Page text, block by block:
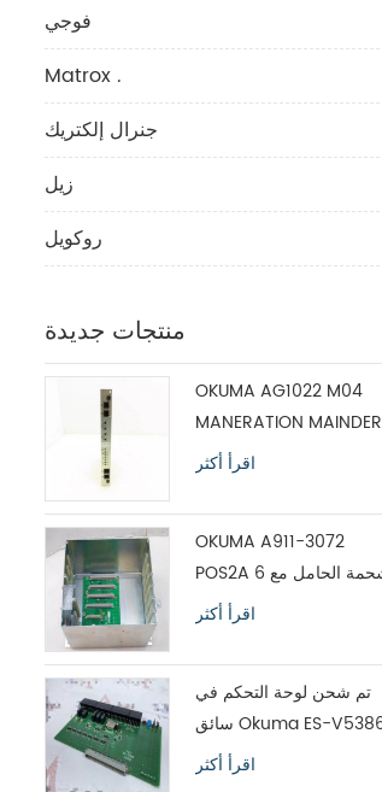
فوجي
Matrox .
جنرال إلكتريك
زيل
روكويل
منتجات جديدة
OKUMA AG1022 M04
MANERATION MAINDER
MODULE H1102P-2
اقرأ أكثر
OKUMA A911-3072
POS2A 6 شحمة الحامل مع
اللوحة ES-V5390اقرأ أكثر
تم شحن لوحة التحكم في
سائق Okuma ES-V5386
بين عشية وضحاها
اقرأ أكثر